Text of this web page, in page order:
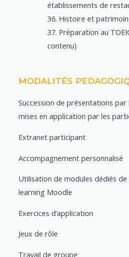
établissements de
Histoire et
Préparation au
contenu)
MODALITÉS
Succession de présentations
mises en application par les
Extranet participant
Accompagnement personnalisé
Utilisation de modules dédiés de
learning Moodle
Exercices d’application
Jeux de rôle
Travail de groupe